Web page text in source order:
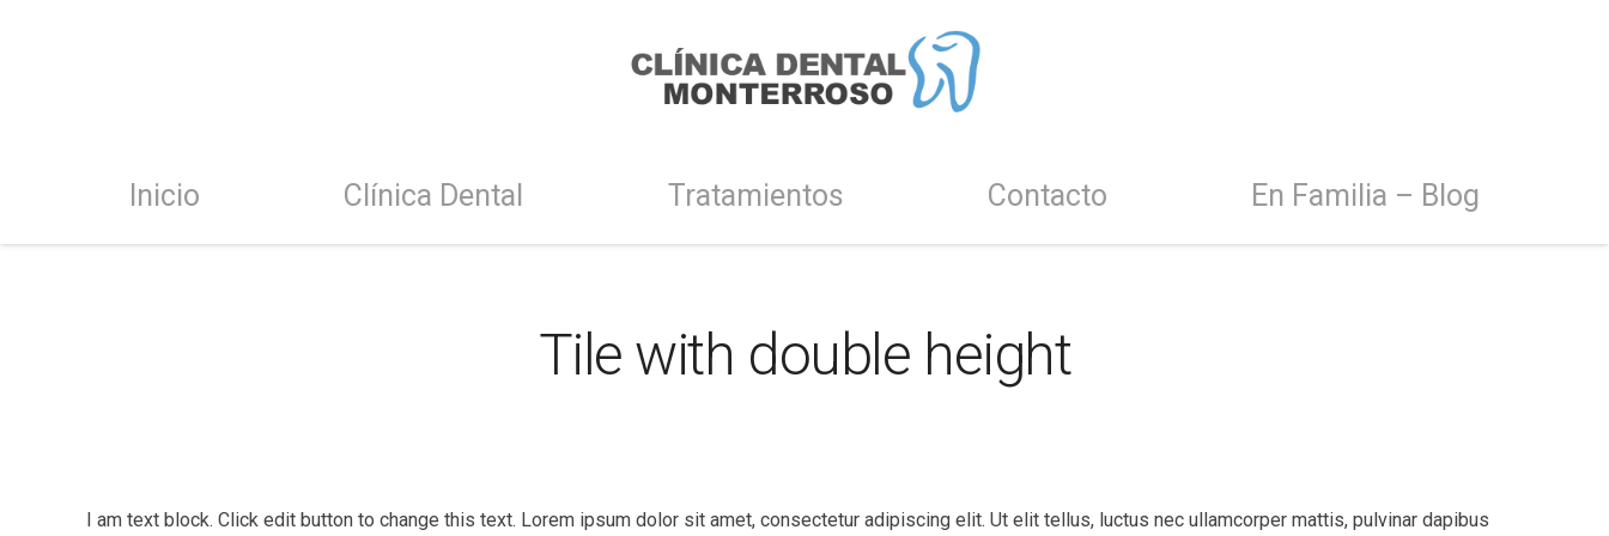
Inicio Clínica Dental Tratamientos Contacto En Familia – Blog
Tile with double height
I am text block. Click edit button to change this text. Lorem ipsum dolor sit amet, consectetur adipiscing elit. Ut elit tellus, luctus nec ullamcorper mattis, pulvinar dapibus